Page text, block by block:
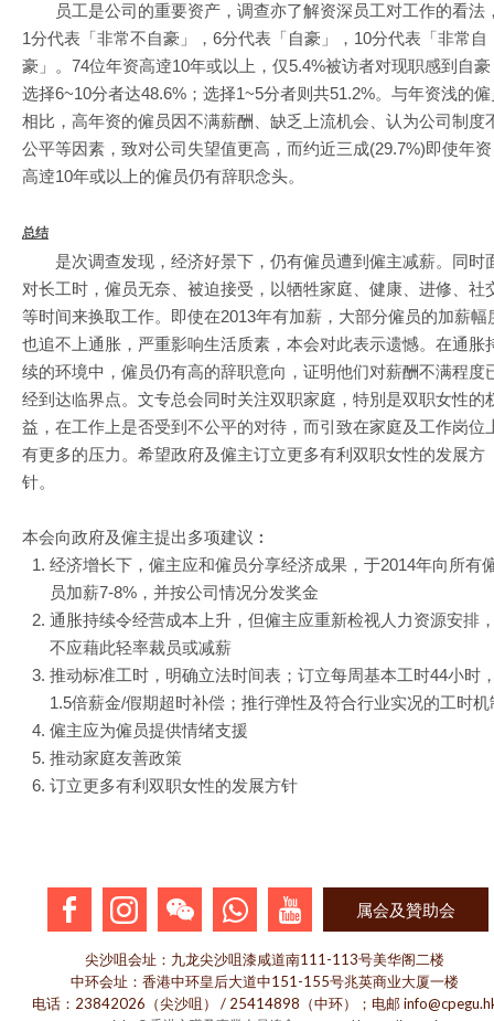
员工是公司的重要资产，调查亦了解资深员工对工作的看法
1分代表「非常不自豪」，6分代表「自豪」，10分代表「非常自
豪」。74位年资高逹10年或以上，仅5.4%被访者对现职感到自豪
选择6~10分者达48.6%；选择1~5分者则共51.2%。与年资浅的僱
相比，高年资的僱员因不满薪酬、缺乏上流机会、认为公司制度
公平等因素，致对公司失望值更高，而约近三成(29.7%)即使年资
高逹10年或以上的僱员仍有辞职念头。
总结
是次调查发现，经济好景下，仍有僱员遭到僱主减薪。同时
对长工时，僱员无奈、被迫接受，以牺牲家庭、健康、进修、社
等时间来换取工作。即使在2013年有加薪，大部分僱员的加薪幅
也追不上通胀，严重影响生活质素，本会对此表示遗憾。在通胀
续的环境中，僱员仍有高的辞职意向，证明他们对薪酬不满程度
经到达临界点。文专总会同时关注双职家庭，特別是双职女性的
益，在工作上是否受到不公平的对待，而引致在家庭及工作岗位
有更多的压力。希望政府及僱主订立更多有利双职女性的发展方
针。
本会向政府及僱主提出多项建议︰
经济增长下，僱主应和僱员分享经济成果，于2014年向所有
员加薪7-8%，并按公司情况分发奖金
通胀持续令经营成本上升，但僱主应重新检视人力资源安排
不应藉此轻率裁员或减薪
推动标准工时，明确立法时间表；订立每周基本工时44小时
1.5倍薪金/假期超时补偿；推行弹性及符合行业实况的工时机
僱主应为僱员提供情绪支援
推动家庭友善政策
订立更多有利双职女性的发展方针
属会及贊助会
尖沙咀会址：九龙尖沙咀漆咸道南111-113号美华阁二楼
中环会址：香港中环皇后大道中151-155号兆英商业大厦一楼
电话：23842026（尖沙咀） / 25414898（中环）；电邮